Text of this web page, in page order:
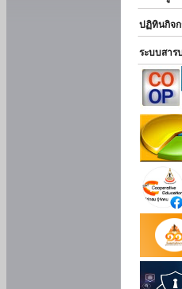
ปฏิทินกิจก
ระบบสาร